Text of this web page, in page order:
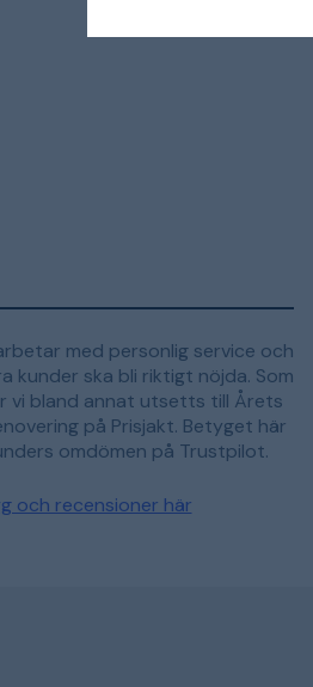
med personlig service och
kunder ska bli riktigt nöjda. Som
bland annat utsetts till Årets
på Prisjakt. Betyget här
omdömen på Trustpilot.
och recensioner här